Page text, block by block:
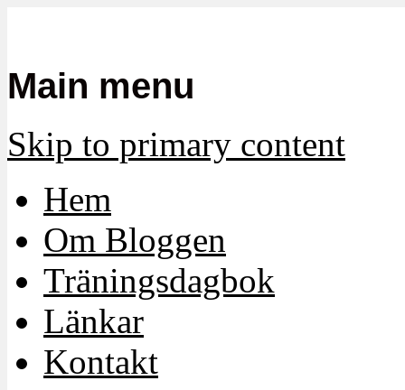
Main menu
Skip to primary content
Hem
Om Bloggen
Träningsdagbok
Länkar
Kontakt